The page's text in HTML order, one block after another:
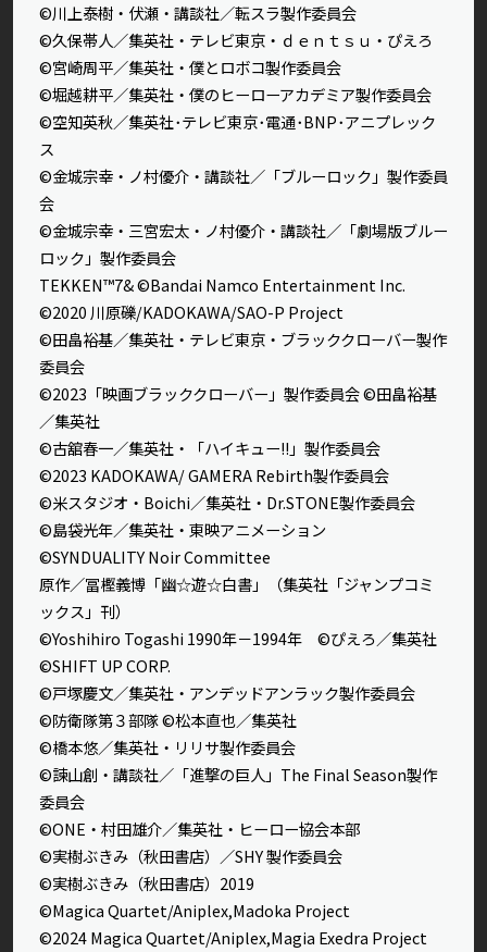
©川上泰樹・伏瀬・講談社／転スラ製作委員会
©久保帯人／集英社・テレビ東京・ｄｅｎｔｓｕ・ぴえろ
©宮崎周平／集英社・僕とロボコ製作委員会
©堀越耕平／集英社・僕のヒーローアカデミア製作委員会
©空知英秋／集英社･テレビ東京･電通･BNP･アニプレック
ス
©金城宗幸・ノ村優介・講談社／「ブルーロック」製作委員
会
©金城宗幸・三宮宏太・ノ村優介・講談社／「劇場版ブルー
ロック」製作委員会
TEKKEN™7& ©Bandai Namco Entertainment Inc.
©2020 川原礫/KADOKAWA/SAO-P Project
©田畠裕基／集英社・テレビ東京・ブラッククローバー製作
委員会
©2023「映画ブラッククローバー」製作委員会 ©田畠裕基
／集英社
©古舘春一／集英社・「ハイキュー!!」製作委員会
©2023 KADOKAWA/ GAMERA Rebirth製作委員会
©米スタジオ・Boichi／集英社・Dr.STONE製作委員会
©島袋光年／集英社・東映アニメーション
©SYNDUALITY Noir Committee
原作／冨樫義博「幽☆遊☆白書」（集英社「ジャンプコミ
ックス」刊）
©Yoshihiro Togashi 1990年－1994年 ©ぴえろ／集英社
©SHIFT UP CORP.
©戸塚慶文／集英社・アンデッドアンラック製作委員会
©防衛隊第３部隊 ©松本直也／集英社
©橋本悠／集英社・リリサ製作委員会
©諫山創・講談社／「進撃の巨人」The Final Season製作
委員会
©ONE・村田雄介／集英社・ヒーロー協会本部
©実樹ぶきみ（秋田書店）／SHY 製作委員会
©実樹ぶきみ（秋田書店）2019
©Magica Quartet/Aniplex,Madoka Project
©2024 Magica Quartet/Aniplex,Magia Exedra Project